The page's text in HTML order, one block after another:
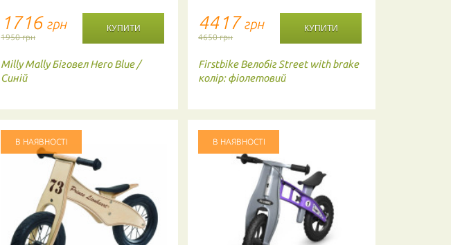
1716 грн
1950 грн
Milly Mally Біговел Hero Blue /
Синій
В НАЯВНОСТІ
4417грн
4650 грн
Firstbike Велобіг Street with brake
колір: фіолетовий
В НАЯВНОСТІ